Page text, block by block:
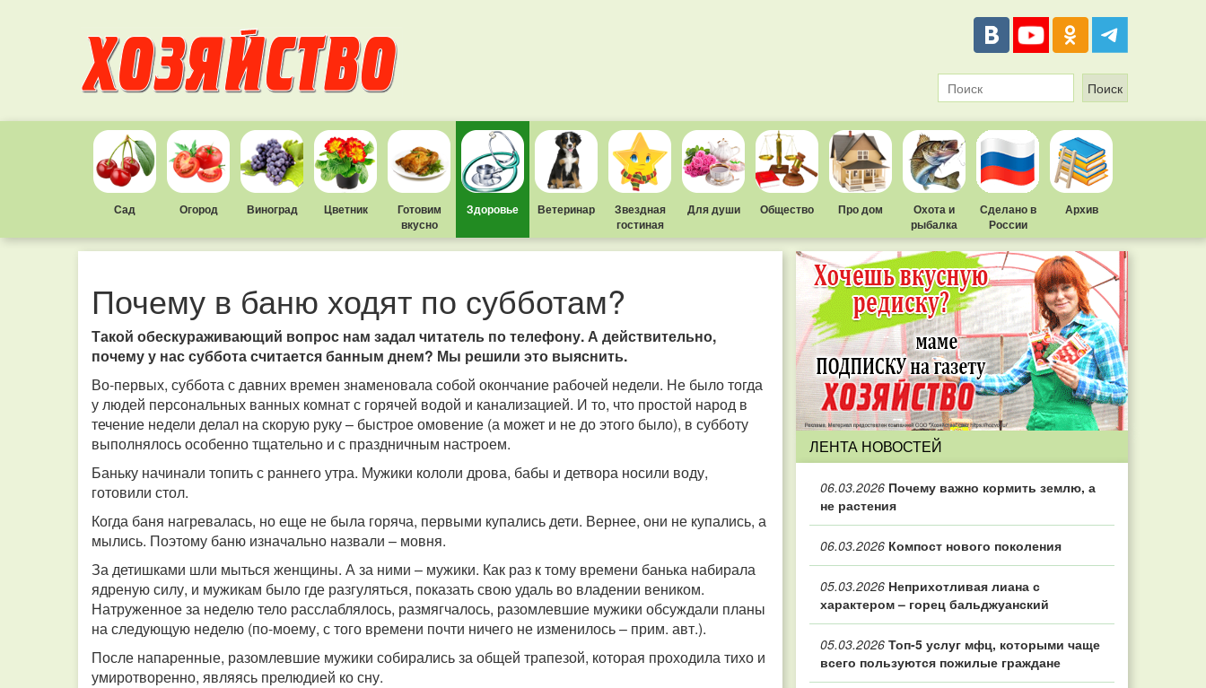
Сад Огород Виноград Цветник
Готовим
вкусно
Здоровье Ветеринар
Звездная
гостиная
Для души Общество Про дом
Охота и
рыбалка
Сделано в
России
Архив
Почему в баню ходят по субботам?
Такой обескураживающий вопрос нам задал читатель по телефону. А действительно,
почему у нас суббота считается банным днем? Мы решили это выяснить.
Во-первых, суббота с давних времен знаменовала собой окончание рабочей недели. Не было тогда
у людей персональных ванных комнат с горячей водой и канализацией. И то, что простой народ в
течение недели делал на скорую руку – быстрое омовение (а может и не до этого было), в субботу
выполнялось особенно тщательно и с праздничным настроем.
Баньку начинали топить с раннего утра. Мужики кололи дрова, бабы и детвора носили воду,
готовили стол.
Когда баня нагревалась, но еще не была горяча, первыми купались дети. Вернее, они не купались, а
мылись. Поэтому баню изначально назвали – мовня.
За детишками шли мыться женщины. А за ними – мужики. Как раз к тому времени банька набирала
ядреную силу, и мужикам было где разгуляться, показать свою удаль во владении веником.
Натруженное за неделю тело расслаблялось, размягчалось, разомлевшие мужики обсуждали планы
на следующую неделю (по-моему, с того времени почти ничего не изменилось – прим. авт.).
После напаренные, разомлевшие мужики собирались за общей трапезой, которая проходила тихо и
умиротворенно, являясь прелюдией ко сну.
ЛЕНТА НОВОСТЕЙ
06.03.2026 Почему важно кормить землю, а
не растения
06.03.2026 Компост нового поколения
05.03.2026 Неприхотливая лиана с
характером – горец бальджуанский
05.03.2026 Топ‑5 услуг мфц, которыми чаще
всего пользуются пожилые граждане